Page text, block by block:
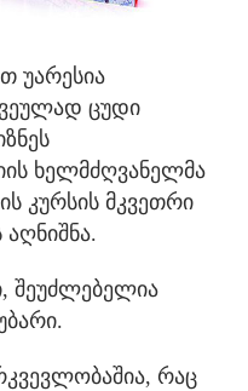
უარესია
ცუდი
ხელმძღვანელმა
კურსის მკვეთრი
აღნიშნა.
შეუძლებელია
რაც